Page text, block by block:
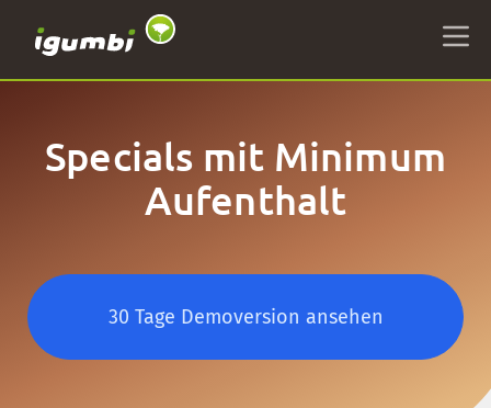
Specials mit Minimum
Aufenthalt
30 Tage Demoversion ansehen